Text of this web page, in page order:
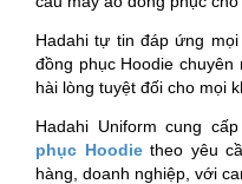
Hadahi tự tin đáp ứng
đồng phục Hoodie
hài lòng tuyệt đối cho mọi
Hadahi Uniform cung cấp
phục Hoodietheo yêu
hàng, doanh nghiệp, với